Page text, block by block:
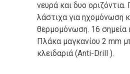
νευρά και δυο οριζόντια.
λάστιχα για ηχομόνωση
θερμομόνωση. 16 σημεία
Πλάκα μαγκανίου 2 mm
κλειδαριά (Anti-Drill ).